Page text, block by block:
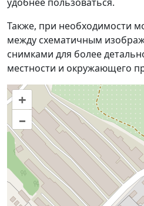
Также, при необходимости
между схематичным
снимками для более
местности и окружающего
+
–